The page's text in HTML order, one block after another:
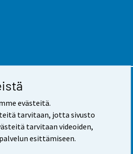
evästeitä.
tarvitaan, jotta sivusto
tarvitaan videoiden,
esittämiseen.